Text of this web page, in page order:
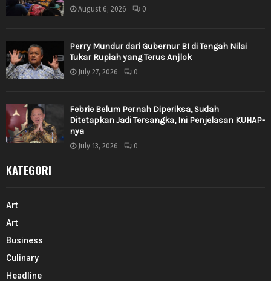
August 6, 2026 0
Perry Mundur dari Gubernur BI di Tengah Nilai
Tukar Rupiah yang Terus Anjlok
July 27, 2026 0
Febrie Belum Pernah Diperiksa, Sudah
Ditetapkan Jadi Tersangka, Ini Penjelasan KUHAP-
nya
July 13, 2026 0
KATEGORI
Art
Art
Business
Culinary
Headline